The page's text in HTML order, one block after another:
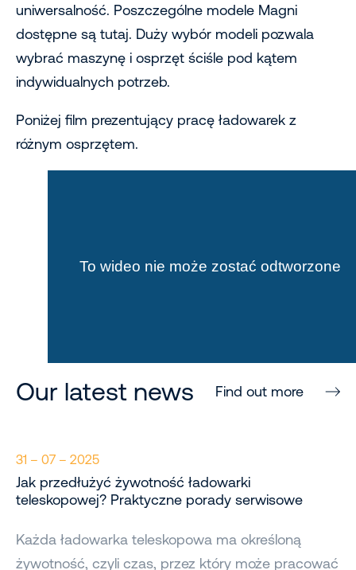
uniwersalność. Poszczególne modele Magni
dostępne są tutaj. Duży wybór modeli pozwala
wybrać maszynę i osprzęt ściśle pod kątem
indywidualnych potrzeb.
Poniżej film prezentujący pracę ładowarek z
różnym osprzętem.
Our latest news Find out more
31 – 07 – 2025
Jak przedłużyć żywotność ładowarki
teleskopowej? Praktyczne porady serwisowe
Każda ładowarka teleskopowa ma określoną
żywotność, czyli czas, przez który może pracować